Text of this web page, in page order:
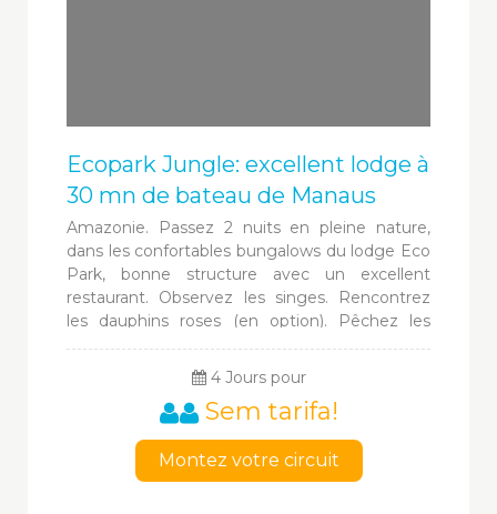
Ecopark Jungle: excellent lodge à
30 mn de bateau de Manaus
Amazonie. Passez 2 nuits en pleine nature,
dans les confortables bungalows du lodge Eco
Park, bonne structure avec un excellent
restaurant. Observez les singes. Rencontrez
les dauphins roses (en option). Pêchez les
piranhas. Découvrez les plantes médicinales.
Visitez un village indigène. Observez les
caimans la nuit au fond de la forêt qui résonne
d´une multitudes de sons.
4 Jours pour
Sem tarifa!
Montez votre circuit